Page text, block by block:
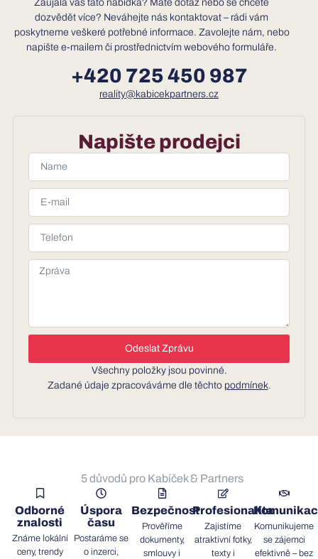
Zaujala vás tato nabídka? Máte dotaz nebo se chcete
dozvědět více? Neváhejte nás kontaktovat – rádi vám
poskytneme veškeré potřebné informace. Zavolejte nám, nebo
napište e-mailem či prostřednictvím webového formuláře.
+420 725 450 987
reality@kabicekpartners.cz
Napište prodejci
Odeslat Zprávu
Všechny položky jsou povinné.
Zadané údaje zpracováváme dle těchto podmínek.
5 důvodů pro Kabíček & Partners
Odborné
znalosti
Známe lokální
ceny, trendy
Úspora
času
Postaráme se
o inzerci,
Bezpečnost
Prověříme
dokumenty,
smlouvy i
Profesionalita
Zajistíme
atraktivní fotky,
texty i
Komunikujeme
se zájemci
efektivně – bez